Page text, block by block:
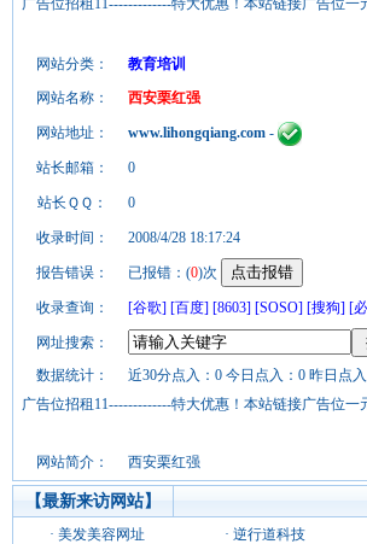
广告位招租11-------------特大优惠！本站链接广告位
网站分类：
教育培训
网站名称：
西安栗红强
网站地址： www.lihongqiang.com -
站长邮箱： 0
站长ＱＱ： 0
收录时间： 2008/4/28 18:17:24
报告错误： 已报错：(0)次
收录查询： [谷歌] [百度] [8603] [SOSO] [搜狗] [
网址搜索：
数据统计：
近30分点入：0 今日点入：0 昨日点
广告位招租11-------------特大优惠！本站链接广告位
网站简介：
西安栗红强
【最新来访网站】
· 美发美容网址 · 逆行道科技